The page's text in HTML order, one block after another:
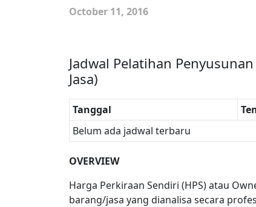
October 11, 2016
Jadwal Pelatihan
Jasa)
Tanggal
Belum ada jadwal terbaru
OVERVIEW
Harga Perkiraan Sendiri (HPS) atau
barang/jasa yang dianalisa secara